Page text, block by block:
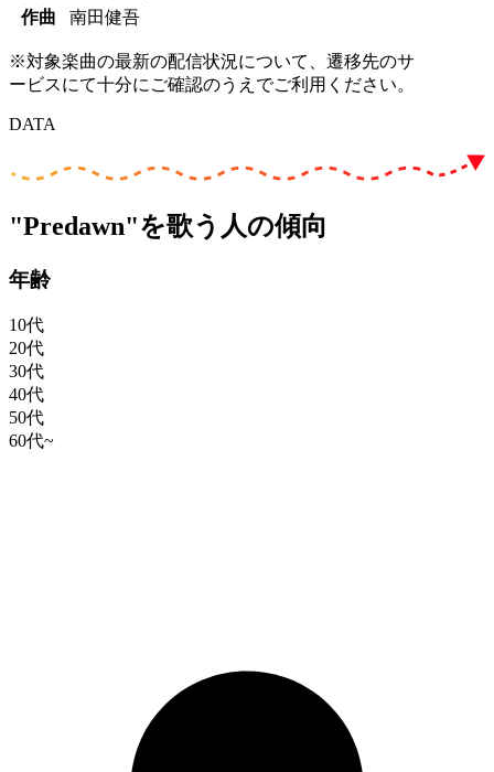
作曲
南田健吾
※対象楽曲の最新の配信状況について、遷移先のサ
ービスにて十分にご確認のうえでご利用ください。
DATA
"Predawn"を歌う人の傾向
年齢
10代
20代
30代
40代
50代
60代~